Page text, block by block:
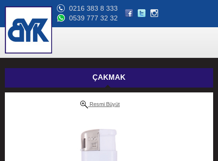
0216 383 8 333
0539 777 32 32
ÇAKMAK
Resmi Büyüt